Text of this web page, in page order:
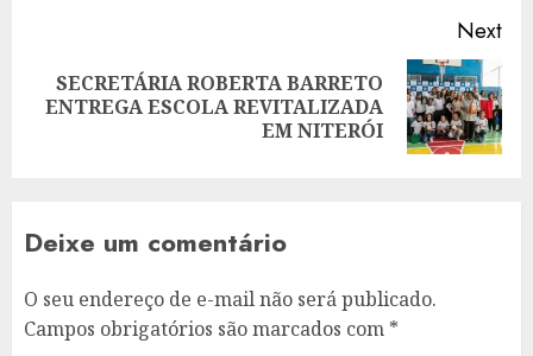
Next
Next
SECRETÁRIA ROBERTA BARRETO
ENTREGA ESCOLA REVITALIZADA
EM NITERÓI
Deixe um comentário
O seu endereço de e-mail não será publicado.
Campos obrigatórios são marcados com *